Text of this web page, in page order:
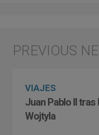
VIAJES
Juan Pablo II
Wojtyla